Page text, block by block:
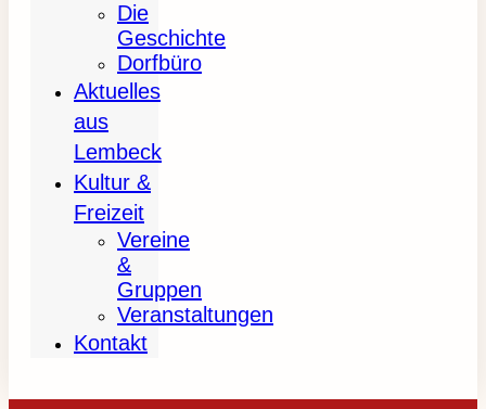
Die
Geschichte
Dorfbüro
Aktuelles
aus
Lembeck
Kultur &
Freizeit
Vereine
&
Gruppen
Veranstaltungen
Kontakt